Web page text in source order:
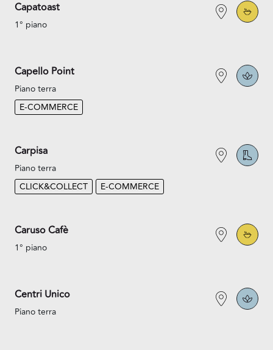
Capatoast
1° piano
Capello Point
Piano terra
E-COMMERCE
Carpisa
Piano terra
CLICK&COLLECT
E-COMMERCE
Caruso Cafè
1° piano
Centri Unico
Piano terra